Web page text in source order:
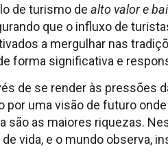
de turismo de alto valor e
que o influxo de
a mergulhar nas
forma significativa e
de se render às pressões
por uma visão de futuro
são as maiores riquezas.
vida, e o mundo observa,